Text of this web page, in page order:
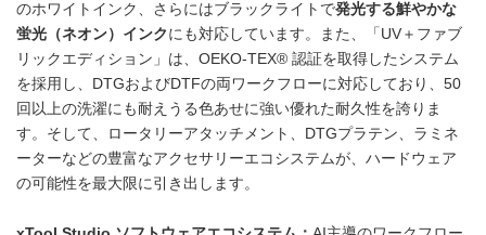
のホワイトインク、さらにはブラックライトで発光する鮮やかな
蛍光（ネオン）インク にも対応しています。また、「UV＋ファブ
リックエディション」は、OEKO-TEX® 認証を取得したシステム
を採用し、DTGおよびDTFの両ワークフローに対応しており、50
回以上の洗濯にも耐えうる色あせに強い優れた耐久性を誇りま
す。そして、ロータリーアタッチメント、DTGプラテン、ラミネ
ーターなどの豊富なアクセサリーエコシステムが、ハードウェア
の可能性を最大限に引き出します。